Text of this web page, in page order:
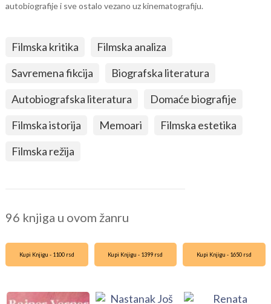
autobiografije i sve ostalo vezano uz kinematografiju.
Filmska kritika
Filmska analiza
Savremena fikcija
Biografska literatura
Autobiografska literatura
Domaće biografije
Filmska istorija
Memoari
Filmska estetika
Filmska režija
96 knjiga u ovom žanru
Kupi Knjigu - 1100 rsd Kupi Knjigu - 1399 rsd Kupi Knjigu - 1650 rsd